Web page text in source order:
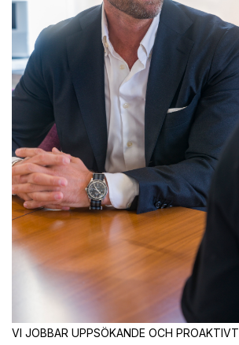
VI JOBBAR UPPSÖKANDE OCH PROAKTIVT